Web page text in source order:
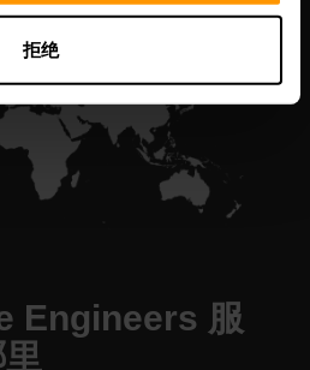
拒绝
Engineers 服